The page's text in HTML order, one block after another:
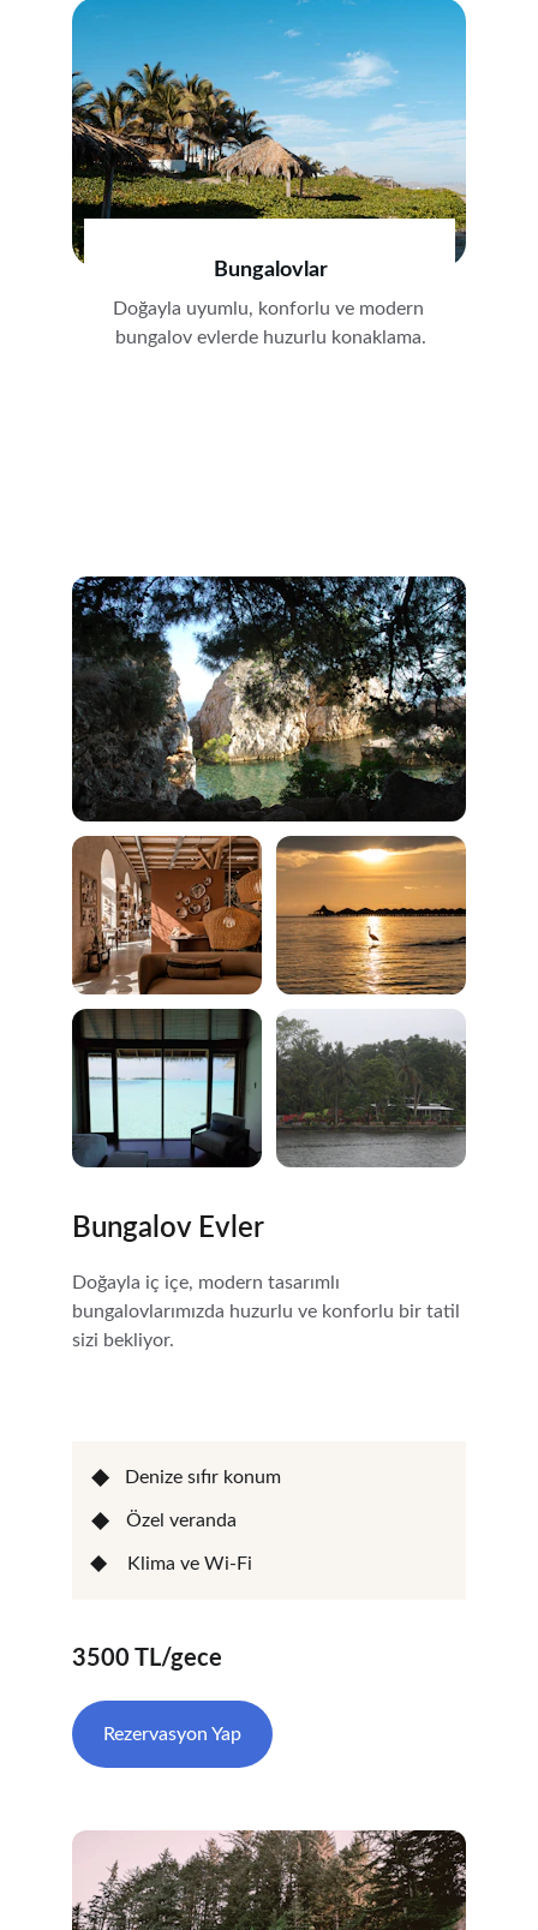
Bungalovlar
Doğayla uyumlu, konforlu ve modern
bungalov evlerde huzurlu konaklama.
Bungalov Evler
Denize sıfır konum
Doğayla iç içe, modern tasarımlı
bungalovlarımızda huzurlu ve konforlu bir tatil
sizi bekliyor.
3500 TL/gece
Rezervasyon Yap
Özel veranda
Klima ve Wi-Fi